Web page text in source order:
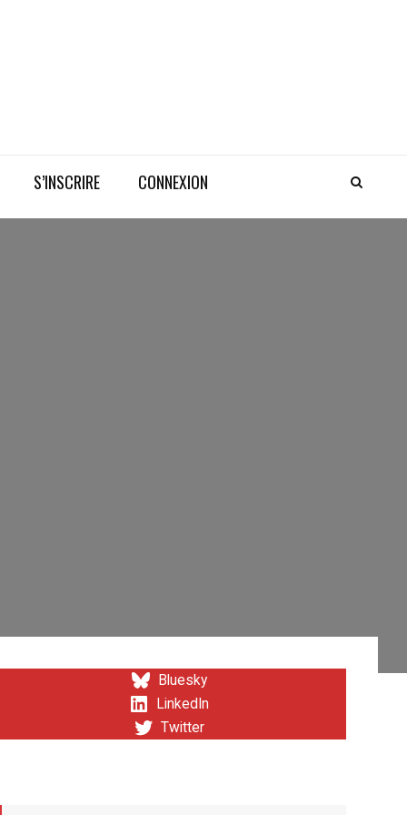
S’INSCRIRE CONNEXION
Bluesky
LinkedIn
Twitter